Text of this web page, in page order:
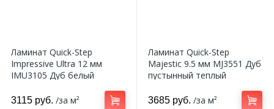
Ламинат Quick-Step
Impressive Ultra 12 мм
IMU3105 Дуб белый
3115 руб. /за м²
Ламинат Quick-Step
Majestic 9.5 мм MJ3551 Дуб
пустынный теплый
3685 руб. /за м²